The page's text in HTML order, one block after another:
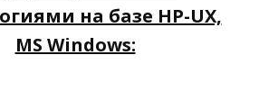
на базе HP-UX,
MS Windows: